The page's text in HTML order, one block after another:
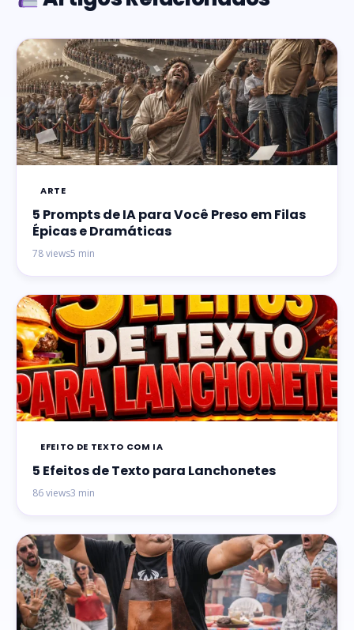
ARTE
5 Prompts de IA para Você Preso em Filas
Épicas e Dramáticas
78 views5 min
EFEITO DE TEXTO COM IA
5 Efeitos de Texto para Lanchonetes
86 views3 min